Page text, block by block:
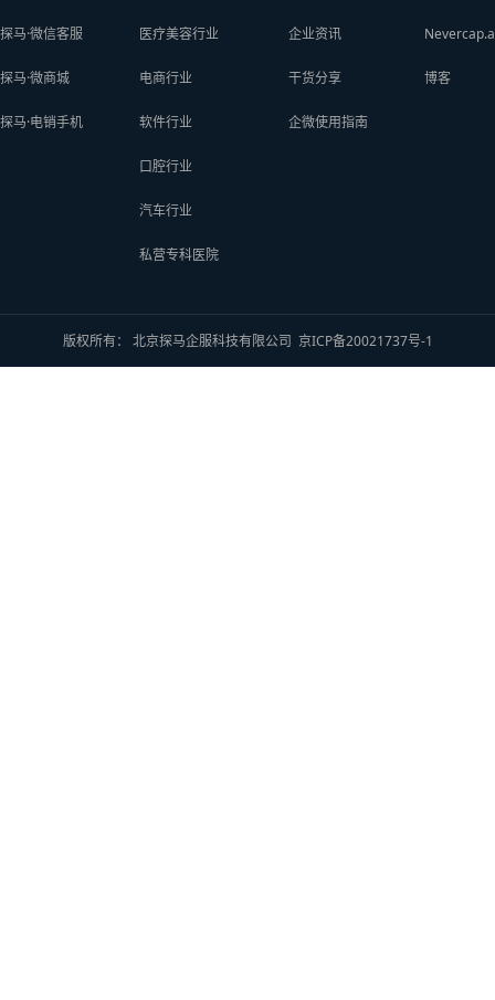
探马·微信客服
探马·微商城
探马·电销手机
医疗美容行业
电商行业
软件行业
口腔行业
汽车行业
私营专科医院
企业资讯
干货分享
企微使用指南
博客
版权所有： 北京探马企服科技有限公司 京ICP备20021737号-1